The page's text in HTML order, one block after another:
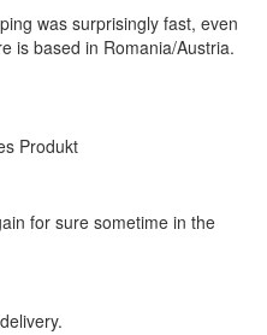
was surprisingly fast, even
is based in Romania/Austria.
Produkt
for sure sometime in the